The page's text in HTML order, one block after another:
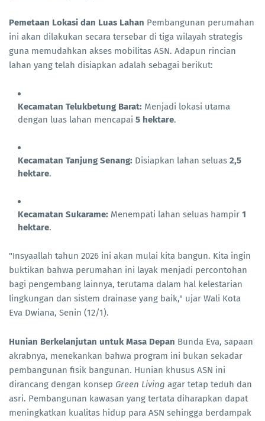
Pemetaan Lokasi dan Luas Lahan Pembangunan perumahan
ini akan dilakukan secara tersebar di tiga wilayah strategis
guna memudahkan akses mobilitas ASN. Adapun rincian
lahan yang telah disiapkan adalah sebagai berikut:
Kecamatan Telukbetung Barat: Menjadi lokasi utama
dengan luas lahan mencapai 5 hektare.
Kecamatan Tanjung Senang: Disiapkan lahan seluas 2,5
hektare.
Kecamatan Sukarame: Menempati lahan seluas hampir 1
hektare.
"Insyaallah tahun 2026 ini akan mulai kita bangun. Kita ingin
buktikan bahwa perumahan ini layak menjadi percontohan
bagi pengembang lainnya, terutama dalam hal kelestarian
lingkungan dan sistem drainase yang baik," ujar Wali Kota
Eva Dwiana, Senin (12/1).
Hunian Berkelanjutan untuk Masa Depan Bunda Eva, sapaan
akrabnya, menekankan bahwa program ini bukan sekadar
pembangunan fisik bangunan. Hunian khusus ASN ini
dirancang dengan konsep Green Living agar tetap teduh dan
asri. Pembangunan kawasan yang tertata diharapkan dapat
meningkatkan kualitas hidup para ASN sehingga berdampak